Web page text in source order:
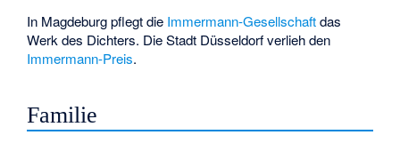
In Magdeburg pflegt die Immermann-Gesellschaftdas
Werk des Dichters. Die Stadt Düsseldorf verlieh den
Immermann-Preis.
Familie